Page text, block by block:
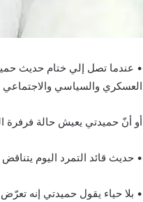
• عندما تصل إلي ختام حديث
العسكري والسياسي
أو أنّ حميدتي يعيش حالة فرفرة
• حديث قائد التمرد اليوم
• بلا حياء يقول حميدتي إنه تعرّض